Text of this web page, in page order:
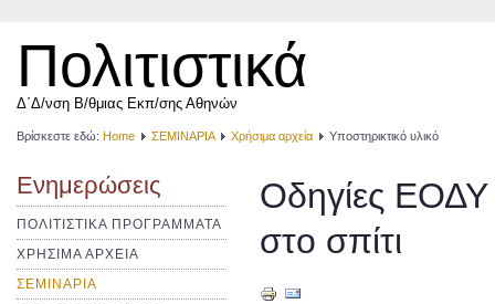
Πολιτιστικά
Δ΄Δ/νση Β/θμιας Εκπ/σης Αθηνών
Βρίσκεστε εδώ: Home ΣΕΜΙΝΑΡΙΑ Χρήσιμα αρχεία Υποστηρικτικό υλικό
Ενημερώσεις
ΠΟΛΙΤΙΣΤΙΚΑ ΠΡΟΓΡΑΜΜΑΤΑ
ΧΡΗΣΙΜΑ ΑΡΧΕΙΑ
ΣΕΜΙΝΑΡΙΑ
Οδηγίες ΕΟΔΥ
στο σπίτι